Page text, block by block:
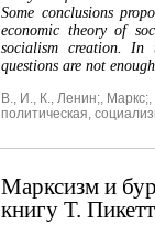
Some conclusions
economic theory of
socialism creation. In
questions are not
В., И., К., Ленин;, Маркс;,
политическая,
Марксизм и
книгу Т.